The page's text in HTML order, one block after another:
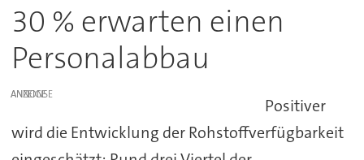
30 % erwarten einen
Personalabbau
ANZEIGE
Positiver
wird die Entwicklung der Rohstoffverfügbarkeit